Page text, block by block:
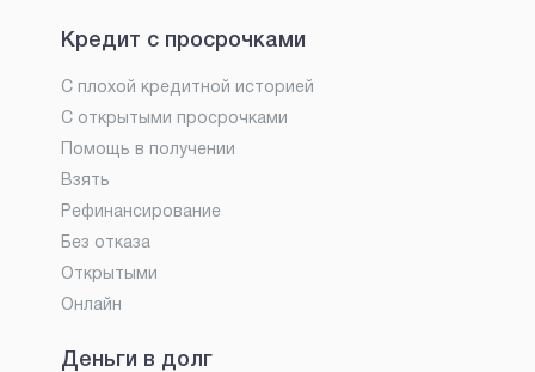
Кредит с просрочками
С плохой кредитной историей
С открытыми просрочками
Помощь в получении
Взять
Рефинансирование
Без отказа
Открытыми
Онлайн
Деньги в долг